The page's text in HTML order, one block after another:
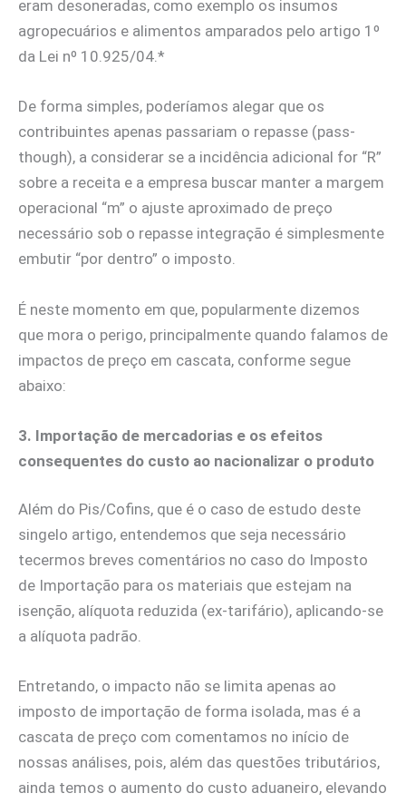
eram desoneradas, como exemplo os insumos
agropecuários e alimentos amparados pelo artigo 1º
da Lei nº 10.925/04.*
De forma simples, poderíamos alegar que os
contribuintes apenas passariam o repasse (pass-
though), a considerar se a incidência adicional for “R”
sobre a receita e a empresa buscar manter a margem
operacional “m” o ajuste aproximado de preço
necessário sob o repasse integração é simplesmente
embutir “por dentro” o imposto.
É neste momento em que, popularmente dizemos
que mora o perigo, principalmente quando falamos de
impactos de preço em cascata, conforme segue
abaixo:
3. Importação de mercadorias e os efeitos
consequentes do custo ao nacionalizar o produto
Além do Pis/Cofins, que é o caso de estudo deste
singelo artigo, entendemos que seja necessário
tecermos breves comentários no caso do Imposto
de Importação para os materiais que estejam na
isenção, alíquota reduzida (ex-tarifário), aplicando-se
a alíquota padrão.
Entretando, o impacto não se limita apenas ao
imposto de importação de forma isolada, mas é a
cascata de preço com comentamos no início de
nossas análises, pois, além das questões tributários,
ainda temos o aumento do custo aduaneiro, elevando